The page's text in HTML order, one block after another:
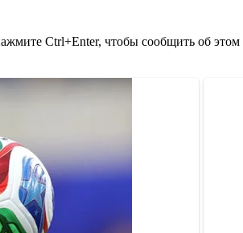
Ctrl+Enter, чтобы сообщить об этом